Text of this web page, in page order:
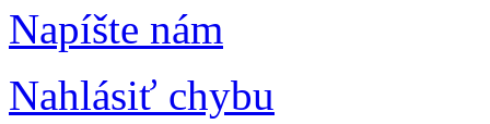
Napíšte nám
Nahlásiť chybu